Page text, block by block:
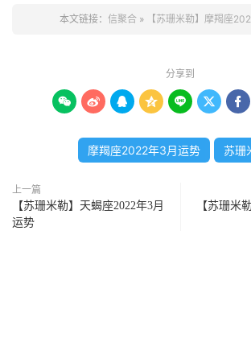
本文链接： 信聚合» 【苏珊米勒】摩羯座
分享到
      
摩羯座2022年3月运势 苏珊
上一篇
【苏珊米勒】天蝎座2022年3月
运势
【苏珊米